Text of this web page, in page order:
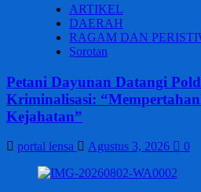
ARTIKEL
DAERAH
RAGAM DAN
Sorotan
Petani Dayunan Datangi
Kriminalisasi:
Kejahatan”
portal lensa Agustus 3, 2026 0